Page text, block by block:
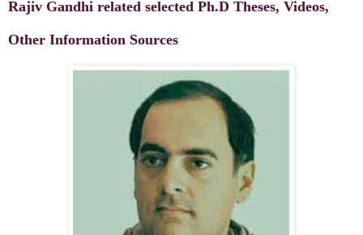
Rajiv Gandhi related selected Ph.D Theses, Videos,
Other Information Sources